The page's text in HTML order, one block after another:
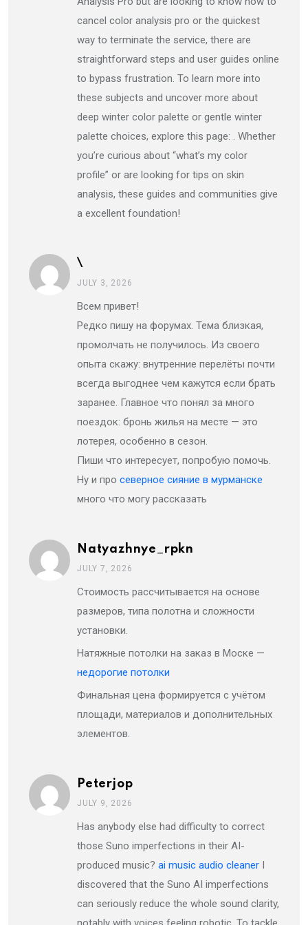
cancel color analysis pro or the quickest
way to terminate the service, there are
straightforward steps and user guides online
to bypass frustration. To learn more into
these subjects and uncover more about
deep winter color palette or gentle winter
palette choices, explore this page: . Whether
you’re curious about “what’s my color
profile” or are looking for tips on skin
analysis, these guides and communities give
a excellent foundation!
\
JULY 3, 2026
Всем привет!
Редко пишу на форумах. Тема близкая,
промолчать не получилось. Из своего
опыта скажу: внутренние перелёты почти
всегда выгоднее чем кажутся если брать
заранее. Главное что понял за много
поездок: бронь жилья на месте — это
лотерея, особенно в сезон.
Пиши что интересует, попробую помочь.
Ну и про северное сияние в мурманске
много что могу рассказать
Natyazhnye_rpkn
JULY 7, 2026
Стоимость рассчитывается на основе
размеров, типа полотна и сложности
установки.
Натяжные потолки на заказ в Моске —
недорогие потолки
Финальная цена формируется с учётом
площади, материалов и дополнительных
элементов.
Peterjop
JULY 9, 2026
Has anybody else had difficulty to correct
those Suno imperfections in their AI-
produced music? ai music audio cleaner I
discovered that the Suno AI imperfections
can seriously reduce the whole sound clarity,